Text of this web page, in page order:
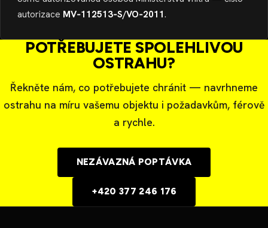
autorizace MV‑112513‑S/VO‑2011.
POTŘEBUJETE SPOLEHLIVOU
OSTRAHU?
Řekněte nám, co potřebujete chránit — navrhneme
ostrahu na míru vašemu objektu i požadavkům, férově
a rychle.
NEZÁVAZNÁ POPTÁVKA
+420 377 246 176